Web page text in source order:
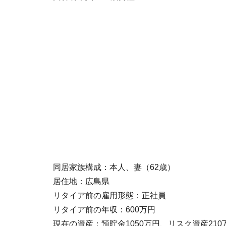
同居家族構成：本人、妻（62歳）
居住地：広島県
リタイア前の雇用形態：正社員
リタイア前の年収：600万円
現在の資産：預貯金1050万円、リスク資産210